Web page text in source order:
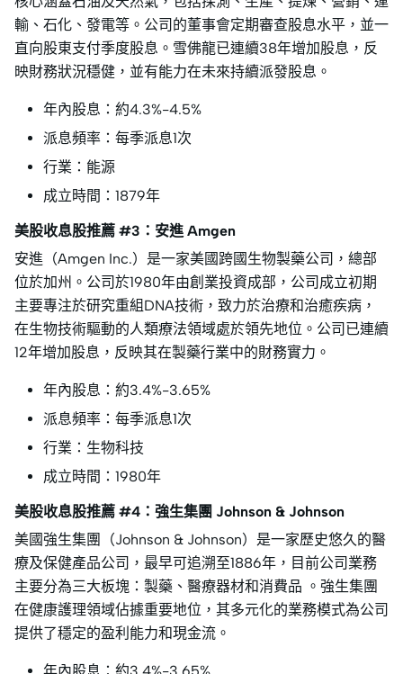
輸、石化、發電等。公司的董事會定期審查股息水平，並一
直向股東支付季度股息。雪佛龍已連續38年增加股息，反
映財務狀況穩健，並有能力在未來持續派發股息。
年內股息：約4.3%-4.5%
派息頻率：每季派息1次
行業：能源
成立時間：1879年
美股收息股推薦 #3：安進 Amgen
安進（Amgen Inc.）是一家美國跨國生物製藥公司，總部
位於加州。公司於1980年由創業投資成部，公司成立初期
主要專注於研究重組DNA技術，致力於治療和治癒疾病，
在生物技術驅動的人類療法領域處於領先地位。公司已連續
12年增加股息，反映其在製藥行業中的財務實力。
年內股息：約3.4%-3.65%
派息頻率：每季派息1次
行業：生物科技
成立時間：1980年
美股收息股推薦 #4：強生集團 Johnson & Johnson
美國強生集團（Johnson & Johnson）是一家歷史悠久的醫
療及保健產品公司，最早可追溯至1886年，目前公司業務
主要分為三大板塊：製藥、醫療器材和消費品 。強生集團
在健康護理領域佔據重要地位，其多元化的業務模式為公司
提供了穩定的盈利能力和現金流。